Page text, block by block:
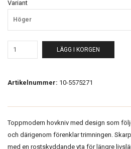
Variant
Höger
LÄGG I KORGEN
Artikelnummer: 10-5575271
Toppmodern hovkniv med design som
och därigenom förenklar trimningen.
med en rostskyddande yta för längre